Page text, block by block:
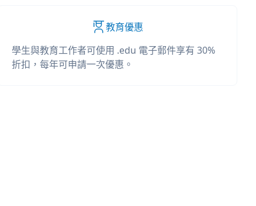
教育優惠
學生與教育工作者可使用 .edu 電子郵件享有 30%
折扣，每年可申請一次優惠。